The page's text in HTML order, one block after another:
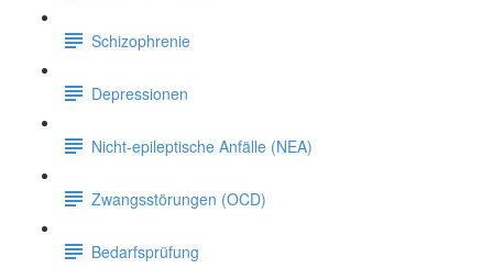
Schizophrenie
Depressionen
Nicht-epileptische Anfälle (NEA)
Zwangsstörungen (OCD)
Bedarfsprüfung